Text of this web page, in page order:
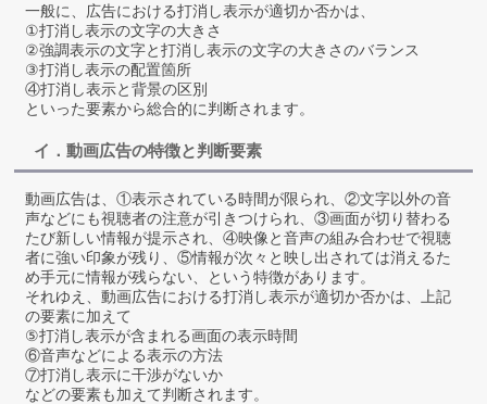
一般に、広告における打消し表示が適切か否かは、
①打消し表示の文字の大きさ
②強調表示の文字と打消し表示の文字の大きさのバランス
③打消し表示の配置箇所
④打消し表示と背景の区別
といった要素から総合的に判断されます。
イ．動画広告の特徴と判断要素
動画広告は、①表示されている時間が限られ、②文字以外の音
声などにも視聴者の注意が引きつけられ、③画面が切り替わる
たび新しい情報が提示され、④映像と音声の組み合わせで視聴
者に強い印象が残り、⑤情報が次々と映し出されては消えるた
め手元に情報が残らない、という特徴があります。
それゆえ、動画広告における打消し表示が適切か否かは、上記
の要素に加えて
⑤打消し表示が含まれる画面の表示時間
⑥音声などによる表示の方法
⑦打消し表示に干渉がないか
などの要素も加えて判断されます。